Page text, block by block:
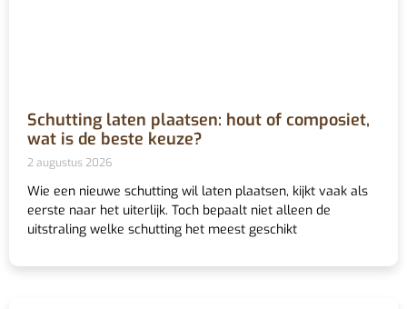
Schutting laten plaatsen: hout of composiet,
wat is de beste keuze?
2 augustus 2026
Wie een nieuwe schutting wil laten plaatsen, kijkt vaak als
eerste naar het uiterlijk. Toch bepaalt niet alleen de
uitstraling welke schutting het meest geschikt